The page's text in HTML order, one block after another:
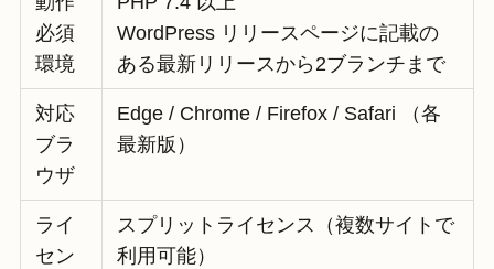
必須
環境
WordPress リリースページに記載の
ある最新リリースから2ブランチまで
対応
ブラ
ウザ
Edge / Chrome / Firefox / Safari （各
最新版）
ライ
セン
スプリットライセンス（複数サイトで
利用可能）